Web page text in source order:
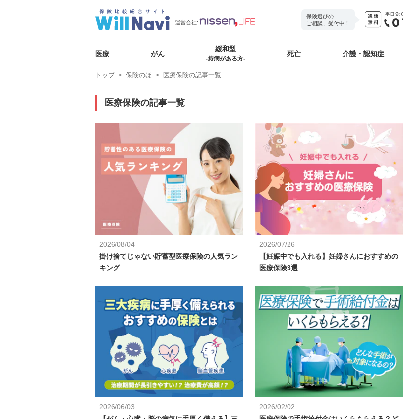
運営会社:
保険選びの
ご相談、受付中！
医療 がん
緩和型
-持病がある方-
死亡 介護・認知症
トップ 保険のほ 医療保険の記事一覧
医療保険の記事一覧
2026/08/04
掛け捨てじゃない貯蓄型医療保険の人気ラン
キング
2026/07/26
【妊娠中でも入れる】妊婦さんにおすすめの
医療保険3選
2026/06/03
2026/02/02